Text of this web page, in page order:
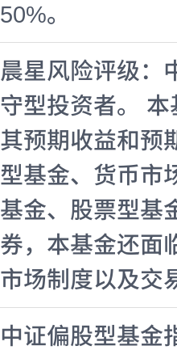
50%。
晨星风险评级：
守型投资者。
其预期收益和预
型基金、货币市
基金、股票型基
券，本基金还面
市场制度以及交
中证偏股型基金